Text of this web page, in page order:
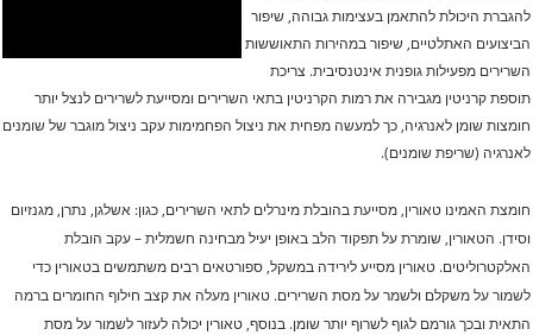
להגברת היכולת להתאמן בעצימות גבוהה, שיפור
הביצועים האתלטיים, שיפור במהירות התאוששות
השרירים מפעילות גופנית אינטנסיבית. צריכת
תוספת קרניטין מגבירה את רמות הקרניטין בתאי השרירים ומסייעת לשרירים לנצל יותר
חומצות שומן לאנרגיה, כך למעשה מפחית את ניצול הפחמימות עקב ניצול מוגבר של שומנים
לאנרגיה (שריפת שומנים).
חומצת האמינו טאורין, מסייעת בהובלת מינרלים לתאי השרירים, כגון: אשלגן, נתרן, מגנזיום
וסידן. הטאורין, שומרת על תפקוד הלב באופן יעיל מבחינה חשמלית – עקב הובלת
האלקטרוליטים. טאורין מסייע לירידה במשקל, ספורטאים רבים משתמשים בטאורין כדי
לשמור על משקלם ולשמר על מסת השרירים. טאורין מעלה את קצב חילוף החומרים ברמה
התאית ובכך גורמם לגוף לשרוף יותר שומן. בנוסף, טאורין יכולה לעזור לשמור על מסת